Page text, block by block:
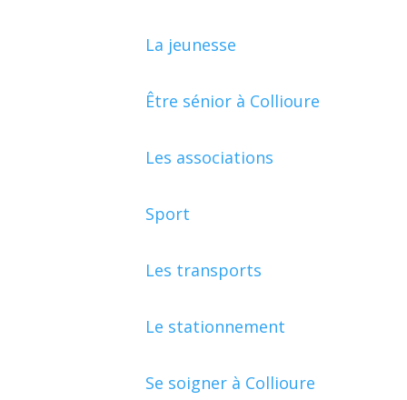
La jeunesse
Être sénior à Collioure
Les associations
Sport
Les transports
Le stationnement
Se soigner à Collioure